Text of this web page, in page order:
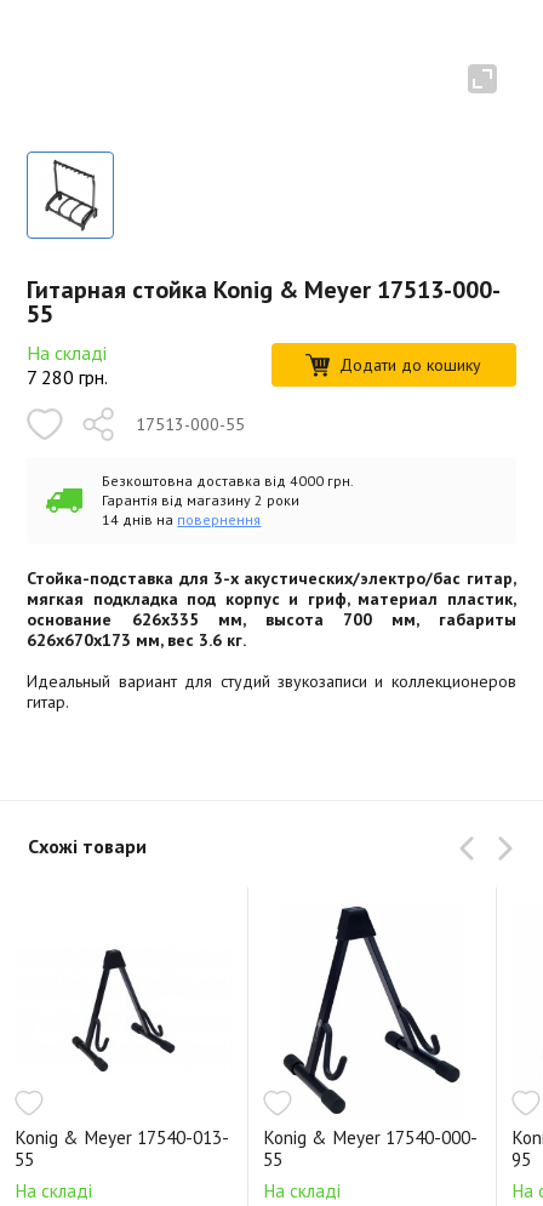
Гитарная стойка Konig & Meyer 17513-000-
55
На складі
7 280 грн. Додати до кошику
17513-000-55
Безкоштовна доставка від 4000 грн.
Гарантія від магазину 2 роки
14 днів на повернення
Стойка-подставка для 3-х акустических/электро/бас гитар,
мягкая подкладка под корпус и гриф, материал пластик,
основание 626x335 мм, высота 700 мм, габариты
626x670x173 мм, вес 3.6 кг.
Идеальный вариант для студий звукозаписи и коллекционеров
гитар.
Схожі товари
Konig & Meyer 17540-013-
55
На складі
Konig & Meyer 17540-000-
55
На складі
95
На